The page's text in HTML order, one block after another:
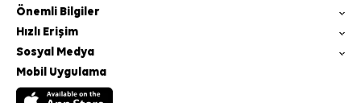
Önemli Bilgiler
Hızlı Erişim
Sosyal Medya
Mobil Uygulama